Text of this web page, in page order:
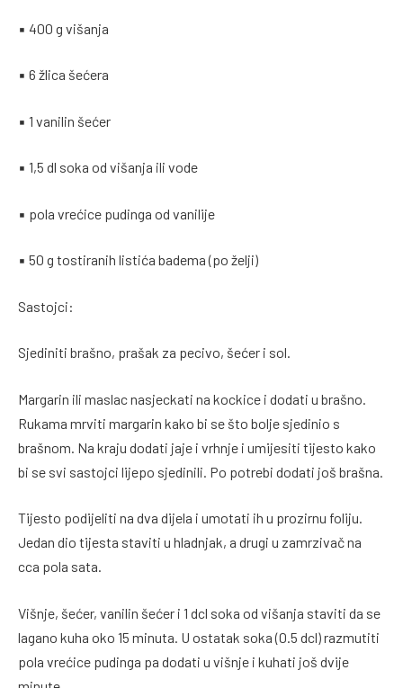
▪ 400 g višanja
▪ 6 žlica šećera
▪ 1 vanilin šećer
▪ 1,5 dl soka od višanja ili vode
▪ pola vrećice pudinga od vanilije
▪ 50 g tostiranih listića badema (po želji)
Sastojci:
Sjediniti brašno, prašak za pecivo, šećer i sol.
Margarin ili maslac nasjeckati na kockice i dodati u brašno.
Rukama mrviti margarin kako bi se što bolje sjedinio s
brašnom. Na kraju dodati jaje i vrhnje i umijesiti tijesto kako
bi se svi sastojci lijepo sjedinili. Po potrebi dodati još brašna.
Tijesto podijeliti na dva dijela i umotati ih u prozirnu foliju.
Jedan dio tijesta staviti u hladnjak, a drugi u zamrzivač na
cca pola sata.
Višnje, šećer, vanilin šećer i 1 dcl soka od višanja staviti da se
lagano kuha oko 15 minuta. U ostatak soka (0.5 dcl) razmutiti
pola vrećice pudinga pa dodati u višnje i kuhati još dvije